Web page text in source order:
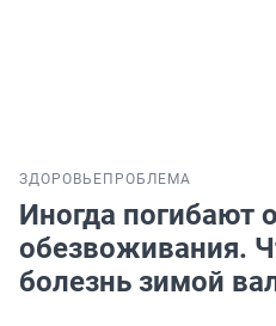
ЗДОРОВЬЕ ПРОБЛЕМА
Иногда погибают
обезвоживания.
болезнь зимой